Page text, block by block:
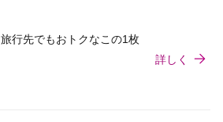
旅行先でもおトクなこの1枚
詳しく